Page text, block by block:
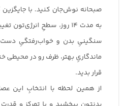
صبحانه نوش‌جان کنید. با
به مدت ۱۴ روز، سطحِ
سنگینیِ بدن و خواب‌رفتگیِ دست
ماندگاریِ بهتر، ظرف رو در محیطی
قرار بدید.
از همین لحظه با انتخابِ این